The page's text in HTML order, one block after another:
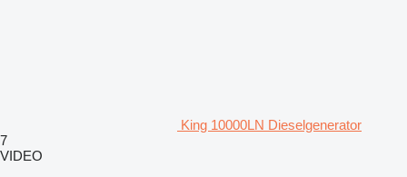
King 10000LN Dieselgenerator
7
VIDEO